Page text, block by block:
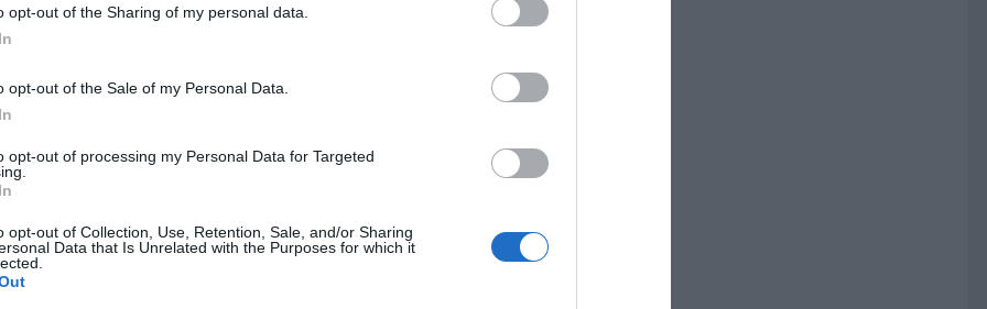
opt-out of the Sharing of my personal data.
opt-out of the Sale of my Personal Data.
opt-out of processing my Personal Data for Targeted
opt-out of Collection, Use, Retention, Sale, and/or Sharing
Data that Is Unrelated with the Purposes for which it